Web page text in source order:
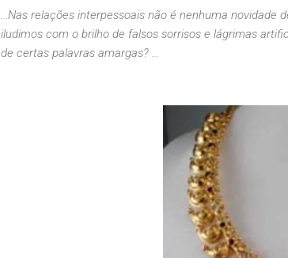
...Nas relações interpessoais não é nenhuma novidade
iludimos com o brilho de falsos sorrisos e lágrimas
de certas palavras amargas? ...